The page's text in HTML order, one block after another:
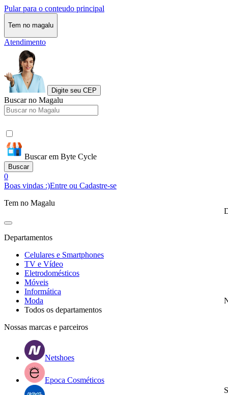
Pular para o conteudo principal
Tem no magalu
Atendimento
Digite seu CEP
Buscar no Magalu
Buscar em Byte Cycle
Buscar
0
Boas vindas :)Entre ou Cadastre-se
Tem no Magalu
Departamentos
Celulares e Smartphones
TV e Vídeo
Eletrodomésticos
Móveis
Informática
Moda
Todos os departamentos
Nossas marcas e parceiros
Netshoes
Epoca Cosméticos